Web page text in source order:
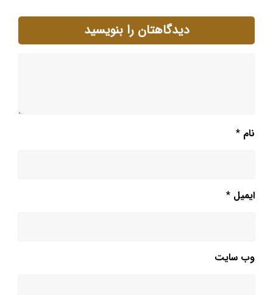
دیدگاهتان را بنویسید
نام *
ایمیل *
وب‌ سایت